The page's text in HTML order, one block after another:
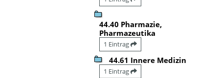
44.40 Pharmazie,
Pharmazeutika
1 Eintrag
44.61 Innere Medizin
1 Eintrag